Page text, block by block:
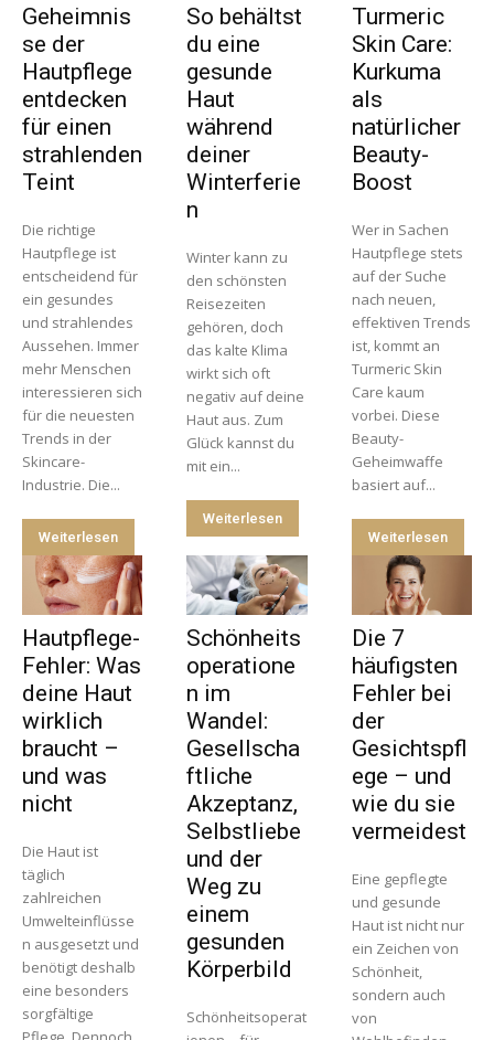
Geheimnis
se der
Hautpflege
entdecken
für einen
strahlenden
Teint
Die richtige
Hautpflege ist
entscheidend für
ein gesundes
und strahlendes
Aussehen. Immer
mehr Menschen
interessieren sich
für die neuesten
Trends in der
Skincare-
Industrie. Die...
Weiterlesen
So behältst
du eine
gesunde
Haut
während
deiner
Winterferie
n
Winter kann zu
den schönsten
Reisezeiten
gehören, doch
das kalte Klima
wirkt sich oft
negativ auf deine
Haut aus. Zum
Glück kannst du
mit ein...
Weiterlesen
Turmeric
Skin Care:
Kurkuma
als
natürlicher
Beauty-
Boost
Wer in Sachen
Hautpflege stets
auf der Suche
nach neuen,
effektiven Trends
ist, kommt an
Turmeric Skin
Care kaum
vorbei. Diese
Beauty-
Geheimwaffe
basiert auf...
Weiterlesen
Hautpflege-
Fehler: Was
deine Haut
wirklich
braucht –
und was
nicht
Die Haut ist
täglich
zahlreichen
Umwelteinflüsse
n ausgesetzt und
benötigt deshalb
eine besonders
sorgfältige
Schönheits
operatione
n im
Wandel:
Gesellscha
ftliche
Akzeptanz,
Selbstliebe
und der
Weg zu
einem
gesunden
Körperbild
Schönheitsoperat
Die 7
häufigsten
Fehler bei
der
Gesichtspfl
ege – und
wie du sie
vermeidest
Eine gepflegte
und gesunde
Haut ist nicht nur
ein Zeichen von
Schönheit,
sondern auch
von